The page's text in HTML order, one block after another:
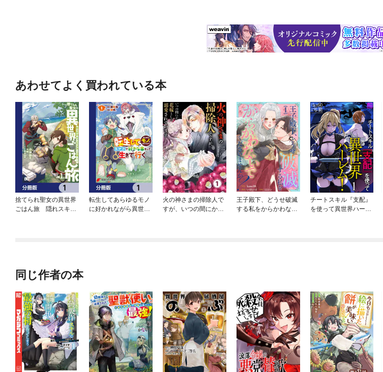
あわせてよく買われている本
捨てられ聖女の異世界
ごはん旅 隠れスキル
転生してあらゆるモノ
に好かれながら異世界
火の神さまの掃除人で
すが、いつの間にか花
王子殿下、どうせ破滅
する私をからかわない
チートスキル『支配』
を使って異世界ハーレ
同じ作者の本